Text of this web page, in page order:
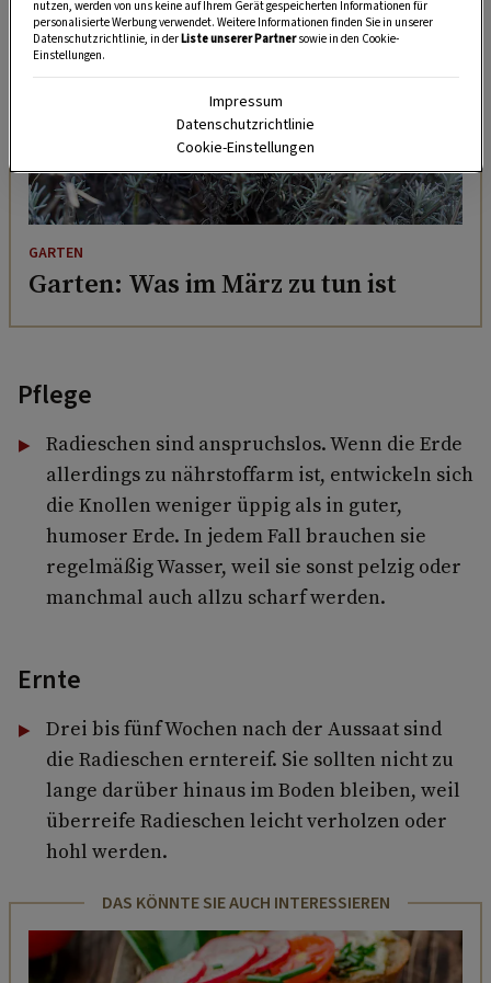
GARTEN
Garten: Was im März zu tun ist
Pflege
Radieschen sind anspruchslos. Wenn die Erde
allerdings zu nährstoffarm ist, entwickeln sich
die Knollen weniger üppig als in guter,
humoser Erde. In jedem Fall brauchen sie
regelmäßig Wasser, weil sie sonst pelzig oder
manchmal auch allzu scharf werden.
Ernte
Drei bis fünf Wochen nach der Aussaat sind
die Radieschen erntereif. Sie sollten nicht zu
lange darüber hinaus im Boden bleiben, weil
überreife Radieschen leicht verholzen oder
hohl werden.
DAS KÖNNTE SIE AUCH INTERESSIEREN
nutzen, werden von uns keine auf Ihrem Gerät gespeicherten Informationen für
personalisierte Werbung verwendet. Weitere Informationen finden Sie in unserer
Datenschutzrichtlinie, in derListe unserer Partnersowie in den Cookie-
Einstellungen.
Impressum
Datenschutzrichtlinie
Cookie-Einstellungen